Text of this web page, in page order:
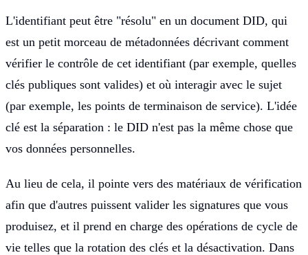
L'identifiant peut être "résolu" en un document DID, qui
est un petit morceau de métadonnées décrivant comment
vérifier le contrôle de cet identifiant (par exemple, quelles
clés publiques sont valides) et où interagir avec le sujet
(par exemple, les points de terminaison de service). L'idée
clé est la séparation : le DID n'est pas la même chose que
vos données personnelles.
Au lieu de cela, il pointe vers des matériaux de vérification
afin que d'autres puissent valider les signatures que vous
produisez, et il prend en charge des opérations de cycle de
vie telles que la rotation des clés et la désactivation. Dans